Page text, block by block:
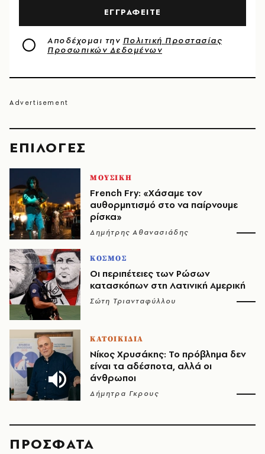
EΠΙΛΟΓΈΣ
ΜΟΥΣΙΚΗ
French Fry: «Χάσαμε τον
αυθορμητισμό στο να παίρνουμε
ρίσκα»
Δημήτρης Αθανασιάδης
ΚΟΣΜΟΣ
Οι περιπέτειες των Ρώσων
κατασκόπων στη Λατινική Αμερική
Σώτη Τριανταφύλλου
ΚΑΤΟΙΚΙΔΙΑ
Νίκος Χρυσάκης: Το πρόβλημα δεν
είναι τα αδέσποτα, αλλά οι
άνθρωποι
Δήμητρα Γκρους
ΕΓΓΡΑΦΕΙΤΕ
Αποδέχομαι την Πολιτική Προστασίας
Προσωπικών Δεδομένων
ΠΡΟΣΦΑΤΑ